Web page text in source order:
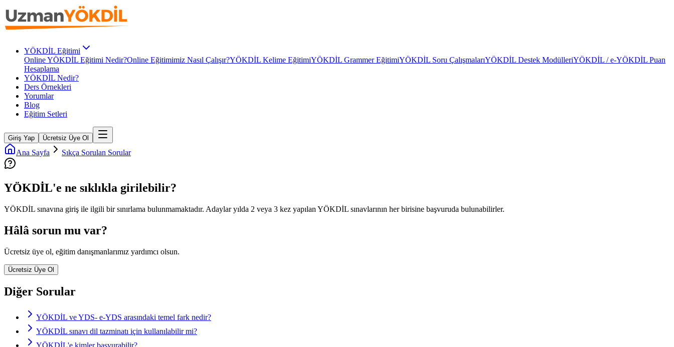
YÖKDİL Eğitimi
Online YÖKDİL Eğitimi Nedir?Online Eğitimimiz Nasıl Çalışır?YÖKDİL Kelime EğitimiYÖKDİL Grammer EğitimiYÖKDİL Soru ÇalışmalarıYÖKDİL Destek ModülleriYÖKDİL / e-YÖKDİL Puan
Hesaplama
YÖKDİL Nedir?
Ders Örnekleri
Yorumlar
Blog
Eğitim Setleri
Giriş Yap Ücretsiz Üye Ol
Ana Sayfa Sıkça Sorulan Sorular
YÖKDİL'e ne sıklıkla girilebilir?
YÖKDİL sınavına giriş ile ilgili bir sınırlama bulunmamaktadır. Adaylar yılda 2 veya 3 kez yapılan YÖKDİL sınavlarının her birisine başvuruda bulunabilirler.
Hâlâ sorun mu var?
Ücretsiz üye ol, eğitim danışmanlarımız yardımcı olsun.
Ücretsiz Üye Ol
Diğer Sorular
YÖKDİL ve YDS- e-YDS arasındaki temel fark nedir?
YÖKDİL sınavı dil tazminatı için kullanılabilir mi?